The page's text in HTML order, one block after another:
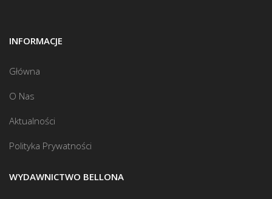
INFORMACJE
Główna
O Nas
Aktualności
Polityka Prywatności
WYDAWNICTWO BELLONA